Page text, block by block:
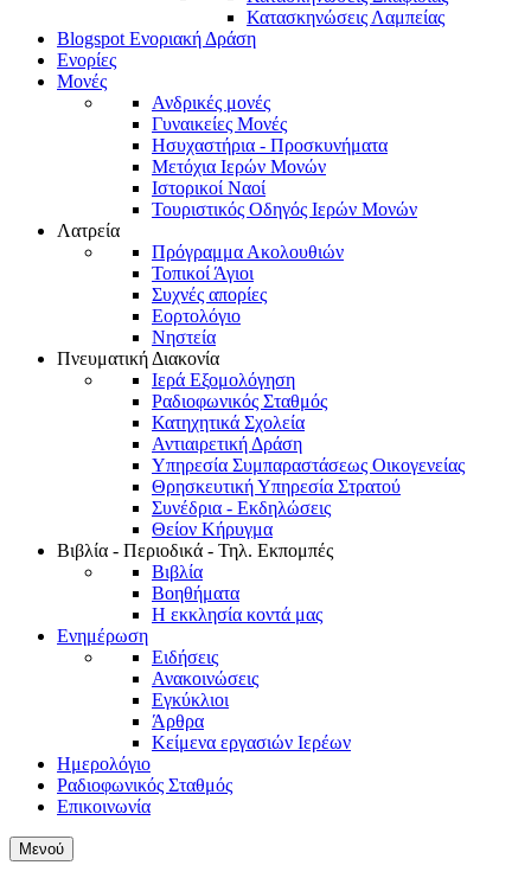
Κατασκηνώσεις Λαμπείας
Blogspot Ενοριακή Δράση
Ενορίες
Μονές
Ανδρικές μονές
Γυναικείες Μονές
Ησυχαστήρια - Προσκυνήματα
Μετόχια Ιερών Μονών
Ιστορικοί Ναοί
Τουριστικός Οδηγός Ιερών Μονών
Λατρεία
Πρόγραμμα Ακολουθιών
Τοπικοί Άγιοι
Συχνές απορίες
Εορτολόγιο
Νηστεία
Πνευματική Διακονία
Ιερά Εξομολόγηση
Ραδιοφωνικός Σταθμός
Κατηχητικά Σχολεία
Αντιαιρετική Δράση
Υπηρεσία Συμπαραστάσεως Οικογενείας
Θρησκευτική Υπηρεσία Στρατού
Συνέδρια - Εκδηλώσεις
Θείον Κήρυγμα
Βιβλία - Περιοδικά - Τηλ. Εκπομπές
Βιβλία
Βοηθήματα
Η εκκλησία κοντά μας
Ενημέρωση
Ειδήσεις
Ανακοινώσεις
Εγκύκλιοι
Άρθρα
Κείμενα εργασιών Ιερέων
Ημερολόγιο
Ραδιοφωνικός Σταθμός
Επικοινωνία
Μενού